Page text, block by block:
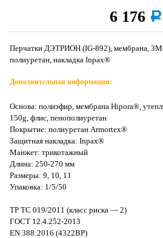
6 176 a
Перчатки ДЭТРИОН (IG-892), мембрана,
полиуретан, накладка Inpax®
Дополнительная информация:
Основа: полиэфир, мембрана Hipora®,
150g, флис, пенополиуретан
Покрытие: полиуретан Armortex®
Защитная накладка: Inpax®
Манжет: трикотажный
Длина: 250-270 мм
Размеры: 9, 10, 11
Упаковка: 1/5/50
ТР ТС 019/2011 (класс риска — 2)
ГОСТ 12.4.252-2013
EN 388:2016 (4322BP)